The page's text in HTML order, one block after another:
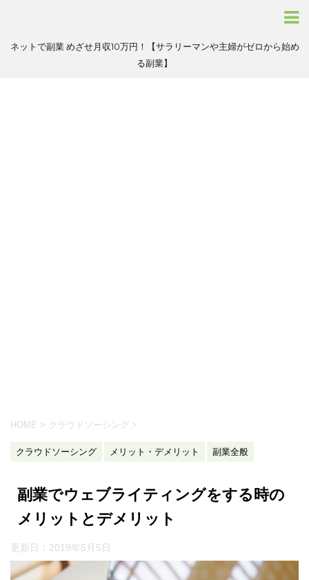
ネットで副業 めざせ月収10万円！【サラリーマンや主婦がゼロから始め
る副業】
HOME > クラウドソーシング >
クラウドソーシング メリット・デメリット 副業全般
副業でウェブライティングをする時の
メリットとデメリット
更新日： 2019年5月5日